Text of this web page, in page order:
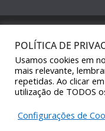
POLÍTICA DE
Usamos cookies em
mais relevante,
repetidas. Ao clicar
utilização de TODOS
Configurações de
Sair